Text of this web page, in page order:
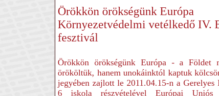
Örökkön örökségünk Európa
Környezetvédelmi vetélkedő IV.
fesztivál
Örökkön örökségünk Európa - a Földet
örököltük, hanem unokáinktól kaptuk
jegyében zajlott le 2011.04.15-n a Gerelyes
6 iskola részvételével Európai Uniós